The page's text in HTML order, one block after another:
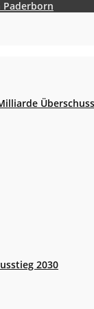
Paderborn
Überschuss
2030